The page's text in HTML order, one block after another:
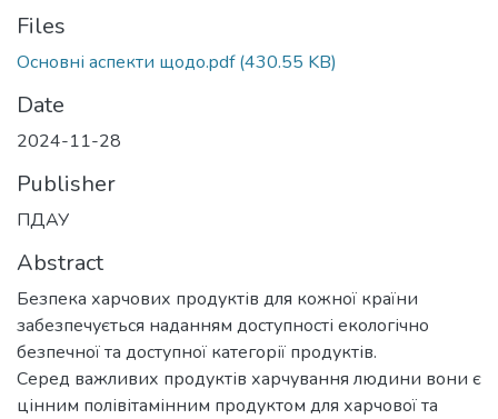
Files
Основні аспекти щодо.pdf(430.55 KB)
Date
2024-11-28
Publisher
ПДАУ
Abstract
Безпека харчових продуктів для кожної країни
забезпечується наданням доступності екологічно
безпечної та доступної категорії продуктів.
Серед важливих продуктів харчування людини вони є
цінним полівітамінним продуктом для харчової та